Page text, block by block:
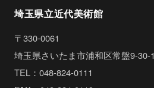
埼玉県立近代美術館
〒330-0061
埼玉県さいたま市浦和区常盤9-30-1
TEL：048-824-0111